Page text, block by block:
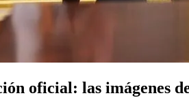
oficial: las imágenes